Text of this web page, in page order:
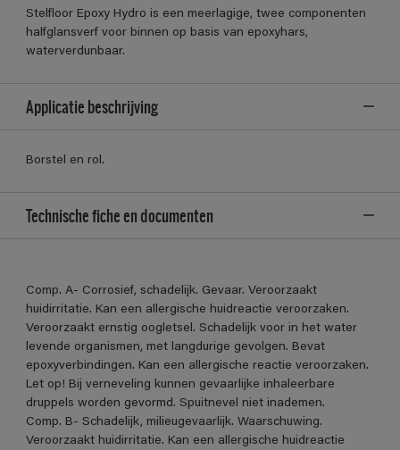
Stelfloor Epoxy Hydro is een meerlagige, twee componenten
halfglansverf voor binnen op basis van epoxyhars,
waterverdunbaar.
Applicatie beschrijving
Borstel en rol.
Technische fiche en documenten
Comp. A- Corrosief, schadelijk. Gevaar. Veroorzaakt
huidirritatie. Kan een allergische huidreactie veroorzaken.
Veroorzaakt ernstig oogletsel. Schadelijk voor in het water
levende organismen, met langdurige gevolgen. Bevat
epoxyverbindingen. Kan een allergische reactie veroorzaken.
Let op! Bij verneveling kunnen gevaarlijke inhaleerbare
druppels worden gevormd. Spuitnevel niet inademen.
Comp. B- Schadelijk, milieugevaarlijk. Waarschuwing.
Veroorzaakt huidirritatie. Kan een allergische huidreactie